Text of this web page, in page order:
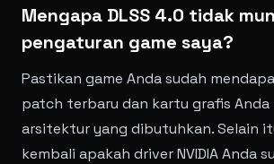
Mengapa DLSS 4.0 tidak
pengaturan game saya?
Pastikan game Anda sudah
patch terbaru dan kartu grafis Anda
arsitektur yang dibutuhkan. Selain
kembali apakah driver NVIDIA Anda